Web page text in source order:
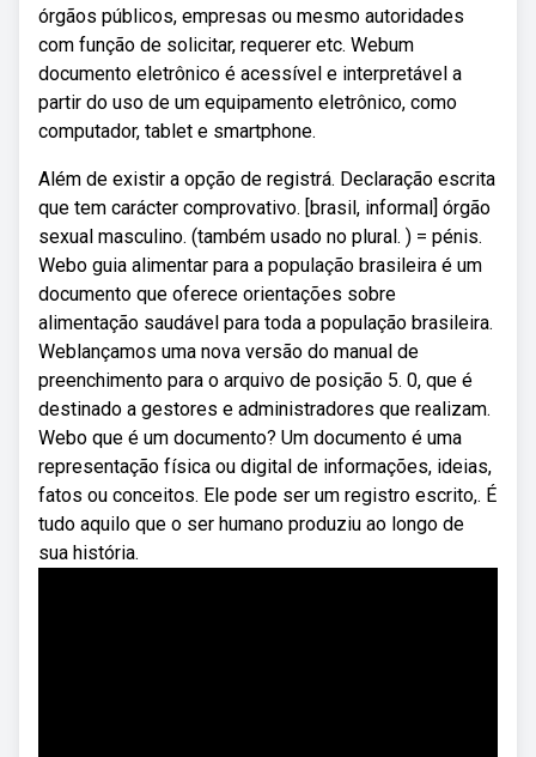
órgãos públicos, empresas ou mesmo autoridades
com função de solicitar, requerer etc. Webum
documento eletrônico é acessível e interpretável a
partir do uso de um equipamento eletrônico, como
computador, tablet e smartphone.
Além de existir a opção de registrá. Declaração escrita
que tem carácter comprovativo. [brasil, informal] órgão
sexual masculino. (também usado no plural. ) = pénis.
Webo guia alimentar para a população brasileira é um
documento que oferece orientações sobre
alimentação saudável para toda a população brasileira.
Weblançamos uma nova versão do manual de
preenchimento para o arquivo de posição 5. 0, que é
destinado a gestores e administradores que realizam.
Webo que é um documento? Um documento é uma
representação física ou digital de informações, ideias,
fatos ou conceitos. Ele pode ser um registro escrito,. É
tudo aquilo que o ser humano produziu ao longo de
sua história.